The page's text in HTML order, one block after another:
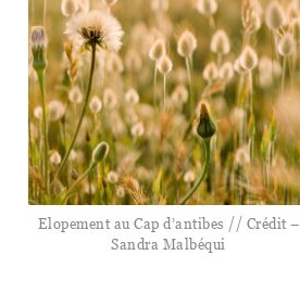
Elopement au Cap d’antibes // Crédit –
Sandra Malbéqui